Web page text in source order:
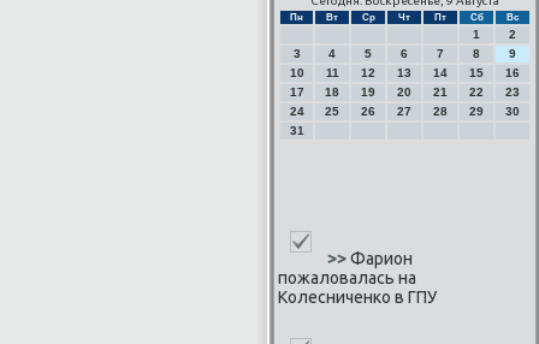
Пн Вт Ср Чт Пт Сб Вс
1
2
3
4 5 6 7 8
9
10
11 12 13 14 15
16
17
18 19 20 21 22
23
24
25 26 27 28 29
30
31
>>Фарион
пожаловалась на
Колесниченко в ГПУ